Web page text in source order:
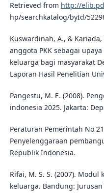
Retrieved from http://
hp/searchkatalog/byId/
Kuswardinah, A., &
anggota PKK sebagai
keluarga bagi masyarakat
Laporan Hasil Penelitian
Pangestu, M. E. (2008).
indonesia 2025. Jakarta:
Peraturan Pemerintah No
Penyelenggaraan
Republik Indonesia.
Rifai, M. S. S. (2007).
keluarga. Bandung: Jurusan